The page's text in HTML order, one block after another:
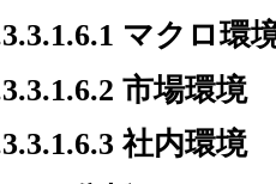
マクロ環
市場環境
社内環境